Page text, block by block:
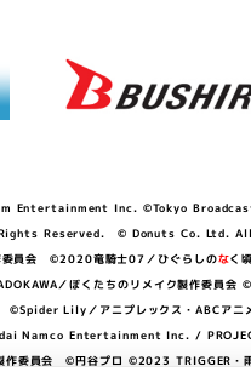
Entertainment Inc. ©Tokyo
Rights Reserved. © Donuts Co.
員会 ©2020竜騎士07／ひぐらしのなく
／ぼくたちのリメイク製作委員会
Lily／アニプレックス・ABCア
Namco Entertainment Inc. /
作委員会 ©円谷プロ ©2023 TRIGGER・